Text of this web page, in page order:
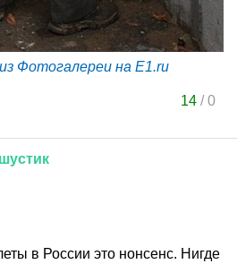
Фотогалереи на E1.ru
14 /0
в России это нонсенс. Нигде